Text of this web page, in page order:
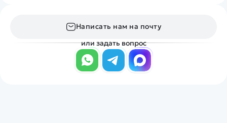
Написать нам на почту
или задать вопрос